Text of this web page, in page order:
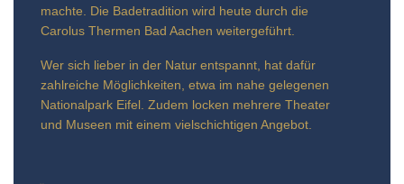
machte. Die Badetradition wird heute durch die
Carolus Thermen Bad Aachen weitergeführt.
Wer sich lieber in der Natur entspannt, hat dafür
zahlreiche Möglichkeiten, etwa im nahe gelegenen
Nationalpark Eifel. Zudem locken mehrere Theater
und Museen mit einem vielschichtigen Angebot.